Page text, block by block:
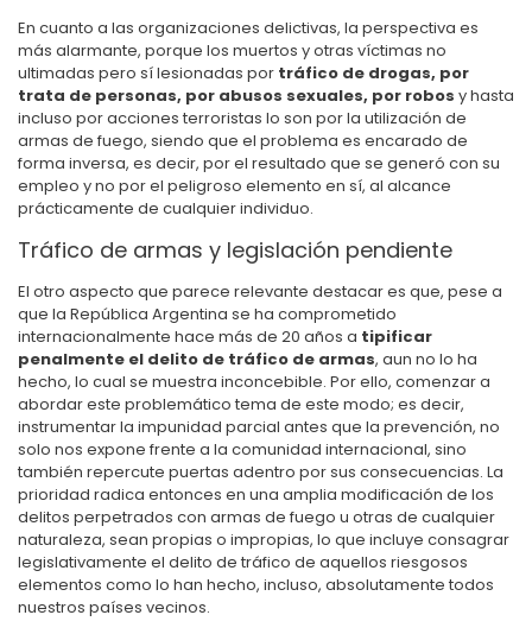
En cuanto a las organizaciones delictivas, la perspectiva es
más alarmante, porque los muertos y otras víctimas no
ultimadas pero sí lesionadas por tráfico de drogas, por
trata de personas, por abusos sexuales, por robos y hasta
incluso por acciones terroristas lo son por la utilización de
armas de fuego, siendo que el problema es encarado de
forma inversa, es decir, por el resultado que se generó con su
empleo y no por el peligroso elemento en sí, al alcance
prácticamente de cualquier individuo.
Tráfico de armas y legislación pendiente
El otro aspecto que parece relevante destacar es que, pese a
que la República Argentina se ha comprometido
internacionalmente hace más de 20 años a tipificar
penalmente el delito de tráfico de armas, aun no lo ha
hecho, lo cual se muestra inconcebible. Por ello, comenzar a
abordar este problemático tema de este modo; es decir,
instrumentar la impunidad parcial antes que la prevención, no
solo nos expone frente a la comunidad internacional, sino
también repercute puertas adentro por sus consecuencias. La
prioridad radica entonces en una amplia modificación de los
delitos perpetrados con armas de fuego u otras de cualquier
naturaleza, sean propias o impropias, lo que incluye consagrar
legislativamente el delito de tráfico de aquellos riesgosos
elementos como lo han hecho, incluso, absolutamente todos
nuestros países vecinos.